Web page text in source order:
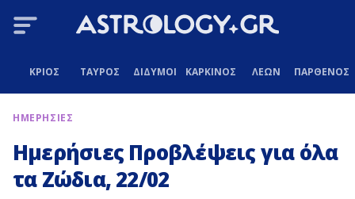
ΚΡΙΟΣ ΤΑΥΡΟΣ ΔΙΔΥΜΟΙ ΚΑΡΚΙΝΟΣ ΛΕΩΝ ΠΑΡΘΕΝΟΣ
ΗΜΕΡΗΣΙΕΣ
Ημερήσιες Προβλέψεις για όλα
τα Ζώδια, 22/02